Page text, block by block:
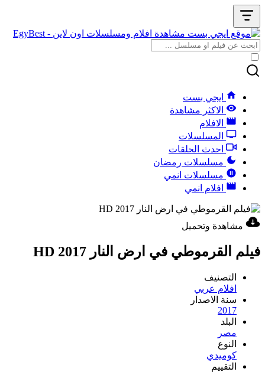
ايجي بست
الاكثر مشاهدة
الافلام
المسلسلات
احدث الحلقات
مسلسلات رمضان
مسلسلات انمي
افلام انمي
مشاهدة وتحميل
فيلم القرموطي في ارض النار 2017 HD
التصنيف
افلام عربي
سنة الاصدار
2017
البلد
مصر
النوع
كوميدي
التقييم